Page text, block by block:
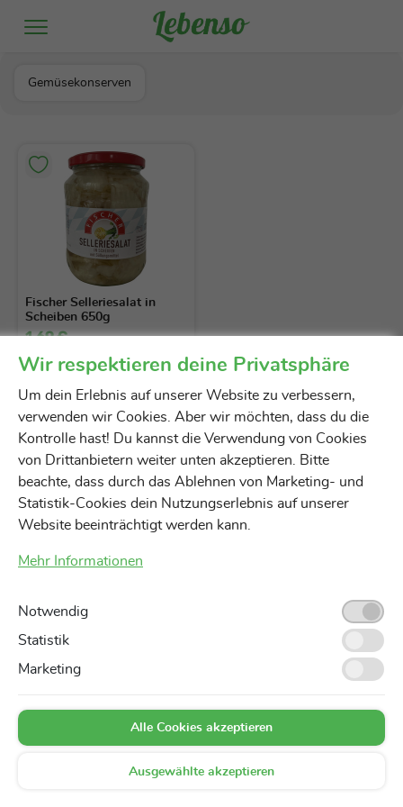
Wir respektieren deine Privatsphäre
Um dein Erlebnis auf unserer Website zu verbessern,
verwenden wir Cookies. Aber wir möchten, dass du die
Kontrolle hast! Du kannst die Verwendung von Cookies
von Drittanbietern weiter unten akzeptieren. Bitte
beachte, dass durch das Ablehnen von Marketing- und
Statistik-Cookies dein Nutzungserlebnis auf unserer
Website beeinträchtigt werden kann.
Mehr Informationen
Notwendig
Statistik
Marketing
Alle Cookies akzeptieren
Ausgewählte akzeptieren
Gemüsekonserven
Fischer Selleriesalat in
Scheiben 650g
1,69 €
650g (2,60 € / kg)
Hinzufügen